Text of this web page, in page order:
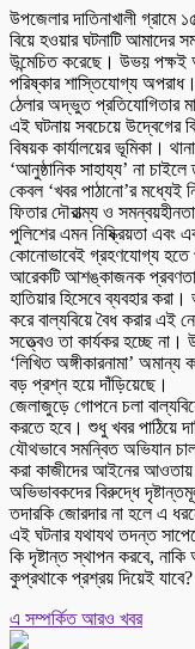
উপজেলার দাতিনাখালী
বিয়ে হওয়ার ঘটনাটি আমাদের
উন্মেচিত করেছে। উভয় পক্ষই
পরিষ্কার শাস্তিযোগ্য
ঠেলার অদ্ভুত প্রতিযোগিতার
এই ঘটনায় সবচেয়ে উদ্বেগের
বিষয়ক কার্যালয়ের ভূমিকা।
‘আনুষ্ঠানিক সাহায্য’ না
কেবল ‘খবর পাঠানো’র মধ্যেই
ফিতার দৌরাত্ম্য ও
পুলিশের এমন নিষ্ক্রিয়তা
কোনোভাবেই গ্রহণযোগ্য হতে
আরেকটি আশঙ্কাজনক প্রবণতা
হাতিয়ার হিসেবে ব্যবহার
করে বাল্যবিয়ে বৈধ করার এই
সত্ত্বেও তা কার্যকর হচ্ছে
‘লিখিত অঙ্গীকারনামা’
বড় প্রশ্ন হয়ে দাঁড়িয়েছে।
জেলাজুড়ে গোপনে চলা
করতে হবে। শুধু খবর পাঠিয়ে
যৌথভাবে সমন্বিত অভিযান
করা কাজীদের আইনের
অভিভাবকদের বিরুদ্ধে
তদারকি জোরদার না হলে এ
এই ঘটনার যথাযথ তদন্ত
কি দৃষ্টান্ত স্থাপন করবে,
কুপ্রথাকে প্রশ্রয় দিয়েই যাবে?
এ সম্পর্কিত আরও খবর